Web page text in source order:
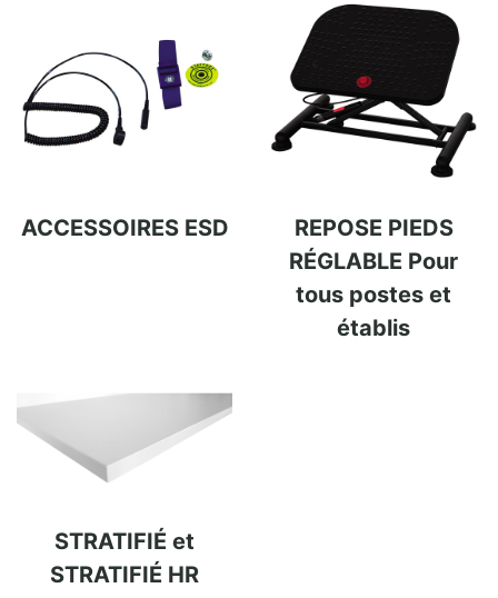
ACCESSOIRES ESD
REPOSE PIEDS
RÉGLABLE Pour
tous postes et
établis
STRATIFIÉ et
STRATIFIÉ HR